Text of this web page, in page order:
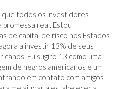
que todos os investidores
real. Estou
de capital de risco nos Estados
a investir 13% de seus
Eu sugiro 13 como uma
de negros americanos e um
em contato com amigos